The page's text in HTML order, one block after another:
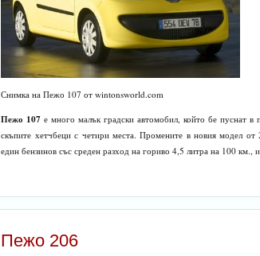
Снимка на Пежо 107 от wintonsworld.com
Пежо 107 е много малък градски автомобил, който бе пуснат
скъпите хетчбеци с четири места. Промените в новия модел от
един бензинов със среден разход на гориво 4,5 литра на 100 км.,
Пежо 206